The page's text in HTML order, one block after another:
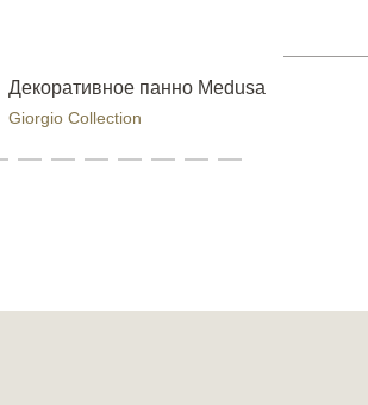
Декоративное панно Medusa
Giorgio Collection